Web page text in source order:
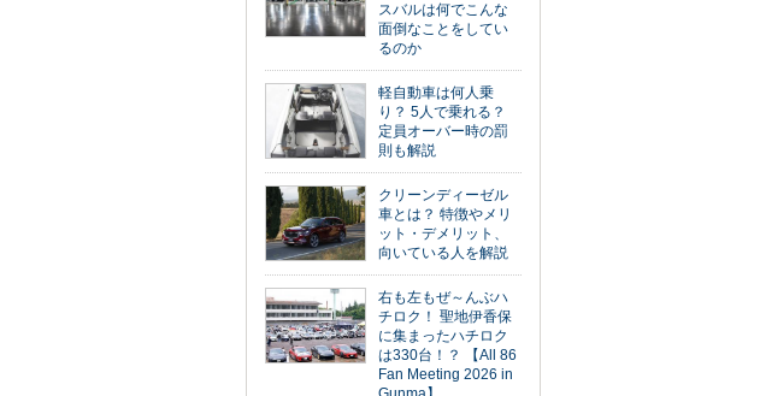
スバルは何でこんな
面倒なことをしてい
るのか
軽自動車は何人乗
り？ 5人で乗れる？
定員オーバー時の罰
則も解説
クリーンディーゼル
車とは？ 特徴やメリ
ット・デメリット、
向いている人を解説
右も左もぜ～んぶハ
チロク！ 聖地伊香保
に集まったハチロク
は330台！？ 【All 86
Fan Meeting 2026 in